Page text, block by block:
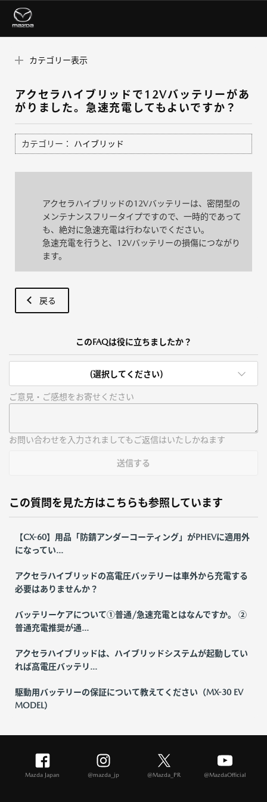
カテゴリー表示
アクセラハイブリッドで12Vバッテリーがあ
がりました。急速充電してもよいですか？
カテゴリー： ハイブリッド
アクセラハイブリッドの12Vバッテリーは、密閉型の
メンテナンスフリータイプですので、一時的であって
も、絶対に急速充電は行わないでください。
急速充電を行うと、12Vバッテリーの損傷につながり
ます。
戻る
このFAQは役に立ちましたか？
(選択してください)
ご意見・ご感想をお寄せください
お問い合わせを入力されましてもご返信はいたしかねます
送信する
この質問を見た方はこちらも参照しています
【CX-60】用品「防錆アンダーコーティング」がPHEVに適用外
になってい...
アクセラハイブリッドの高電圧バッテリーは車外から充電する
必要はありませんか？
バッテリーケアについて①普通/急速充電とはなんですか。 ②
普通充電推奨が通...
アクセラハイブリッドは、ハイブリッドシステムが起動してい
れば高電圧バッテリ...
駆動用バッテリーの保証について教えてください（MX-30 EV
MODEL）
Mazda Japan @mazda_jp @Mazda_PR @MazdaOfficial